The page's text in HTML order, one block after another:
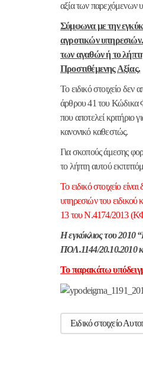
αξία των παρεχόμενων
Σύμφωνα με την
αγροτικών υπηρεσιών.
των αγαθών ή το
Προστιθέμενης Αξίας.
Το ειδικό στοιχείο δεν
άρθρου 41 του Κώδικα
που αποτελεί κριτήριο
κανονικό καθεστώς.
Για σκοπούς άμεσης
το λήπτη αυτού
Το ειδικό στοιχείο
υπηρεσιών του
13 του Ν.4174/2013
Η εγκύκλιος του 2010
ΠΟΛ.1144/20.10.2010
Το παρακάτω
Ειδικό στοιχείο